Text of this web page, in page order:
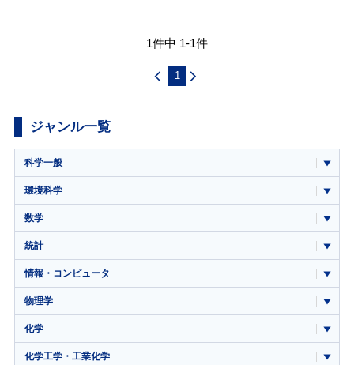
1件中 1-1件
1
ジャンル一覧
科学一般
環境科学
数学
統計
情報・コンピュータ
物理学
化学
化学工学・工業化学